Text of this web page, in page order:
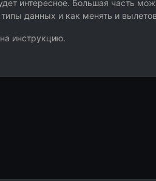
интересное. Большая часть
данных и как менять и
инструкцию.